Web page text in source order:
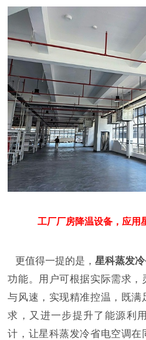
工厂厂房降温设备，应用
更值得一提的是， 星科蒸发
功能。用户可根据实际需求
与风速，实现精准控温，既
求，又进一步提升了能源利
计，让星科蒸发冷省电空调